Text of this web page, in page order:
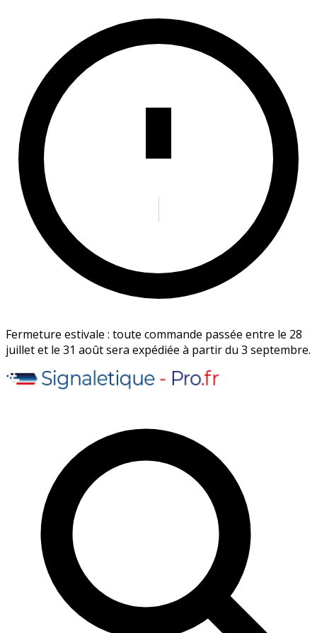
Fermeture estivale : toute commande passée entre le 28
juillet et le 31 août sera expédiée à partir du 3 septembre.